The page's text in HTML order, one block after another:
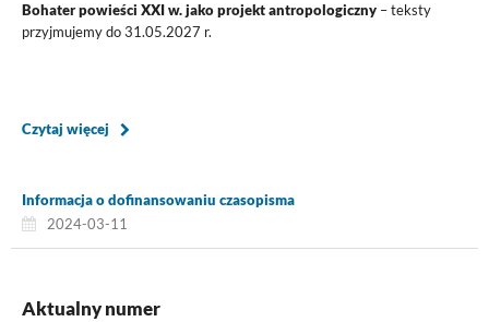
Bohater powieści XXI w. jako projekt antropologiczny– teksty
przyjmujemy do 31.05.2027 r.
Czytaj więcej
Informacja o dofinansowaniu czasopisma
2024-03-11
Aktualny numer